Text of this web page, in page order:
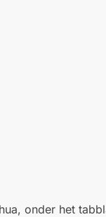
onder het